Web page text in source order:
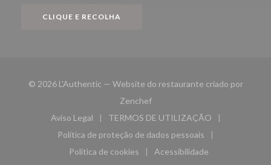
CLIQUE E RECOLHA
© 2026 L'Authentic — Website do restaurante criado por
Zenchef((abre numa nova janela))
Aviso Legal
((abre numa nova janela))
TERMOS DE UTILIZAÇÃO
((abre numa nova janela))
Política de proteção de dados pessoais
((abre numa nova janela))
Política de cookies
((abre numa nova janela))
Acessibilidade